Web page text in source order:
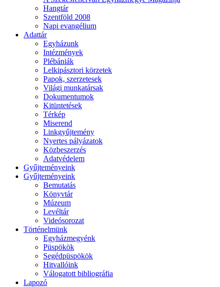
Hangtár
Szentföld 2008
Napi evangélium
Adattár
Egyházunk
Intézmények
Plébániák
Lelkipásztori körzetek
Papok, szerzetesek
Világi munkatársak
Dokumentumok
Kitüntetések
Térkép
Miserend
Linkgyűjtemény
Nyertes pályázatok
Közbeszerzés
Adatvédelem
Gyűjteményeink
Gyűjteményeink
Bemutatás
Könyvtár
Múzeum
Levéltár
Videósorozat
Történelmünk
Egyházmegyénk
Püspökök
Segédpüspökök
Hitvallóink
Válogatott bibliográfia
Lapozó